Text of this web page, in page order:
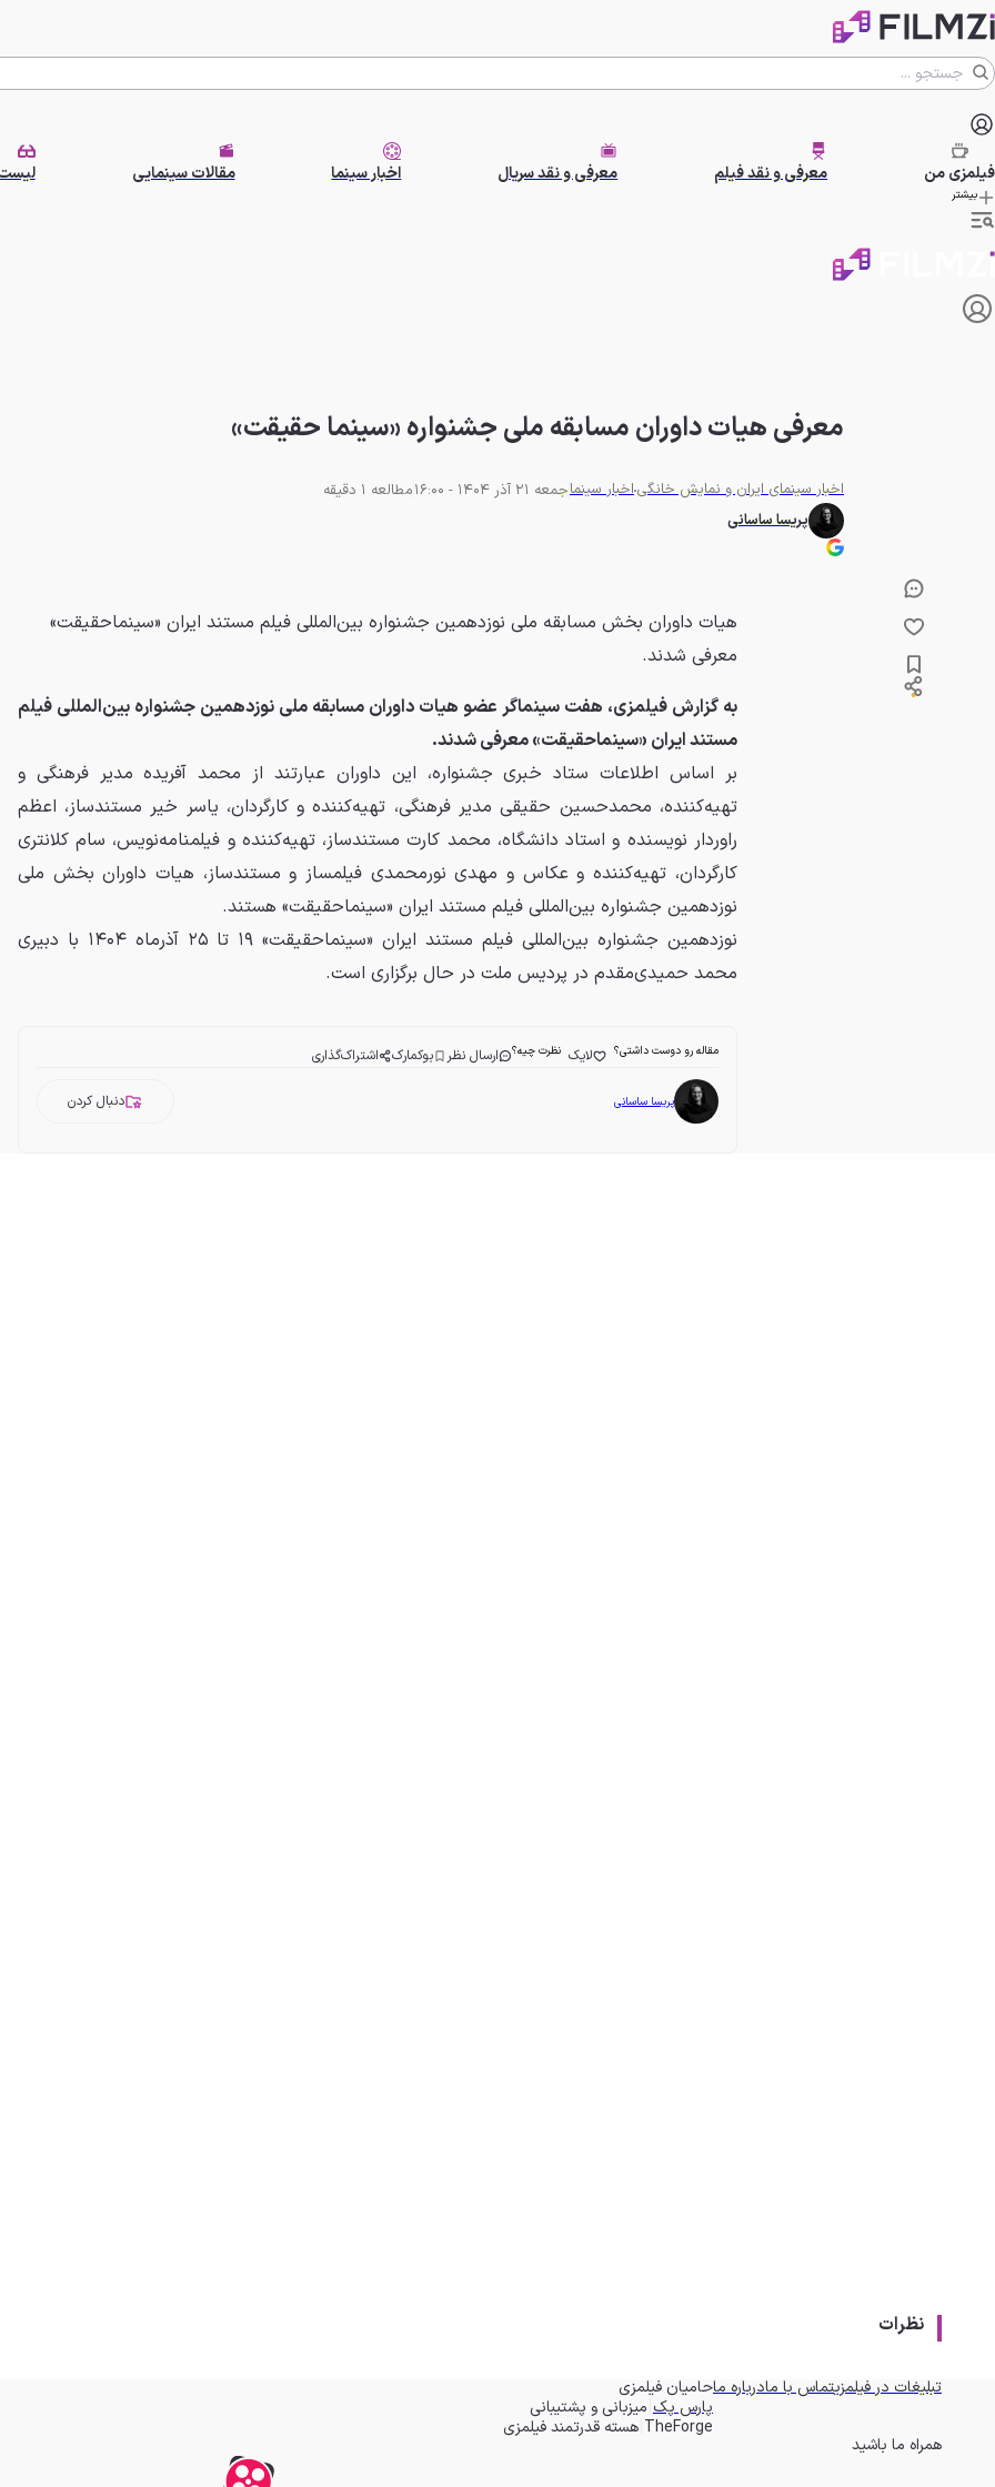
فیلمزیمن معرفی و نقد فیلم معرفی و نقد سریال اخبار سینما مقالات سینمایی
بیشتر
معرفی هیات داوران مسابقه ملی جشنواره «سینما حقیقت»
اخبار سینمای ایران و نمایش خانگیاخبار سینماجمعه 21 آذر 1404 - 16:00
مطالعه 1 دقیقه
پریسا ساسانی
هیات داوران بخش مسابقه ملی نوزدهمین جشنواره بین‌المللی فیلم مستند ایران «سینماحقیقت»
معرفی شدند.
به گزارش فیلمزی، هفت سینماگر عضو هیات داوران مسابقه ملی نوزدهمین جشنواره بین‌المللی فیلم
مستند ایران «سینماحقیقت» معرفی شدند.
بر اساس اطلاعات ستاد خبری جشنواره، این داوران عبارتند از محمد آفریده مدیر فرهنگی و
تهیه‌کننده، محمدحسین حقیقی مدیر فرهنگی، تهیه‌کننده و کارگردان، یاسر خیر مستندساز، اعظم
راوردار نویسنده و استاد دانشگاه، محمد کارت مستندساز، تهیه‌کننده و فیلمنامه‌نویس، سام کلانتری
کارگردان، تهیه‌کننده و عکاس و مهدی نورمحمدی فیلمساز و مستندساز، هیات داوران بخش ملی
نوزدهمین جشنواره بین‌المللی فیلم مستند ایران «سینماحقیقت» هستند.
نوزدهمین جشنواره بین‌المللی فیلم مستند ایران «سینماحقیقت» ۱۹ تا ۲۵ آذرماه ۱۴۰۴ با دبیری
محمد حمیدی‌مقدم در پردیس ملت در حال برگزاری است.
مقاله رو دوست داشتی؟ لایک نظرت چیه؟ ارسال نظر بوکمارک اشتراک‌گذاری
پریسا ساسانی دنبال کردن
نظرات
تبلیغات در فیلمزیتماس با مادرباره ماحامیان فیلمزی
پارس پک میزبانی و پشتیبانی
TheForge هسته قدرتمند فیلمزی
همراه ما باشید